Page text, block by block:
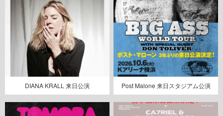
DIANA KRALL 来日公演 Post Malone 来日スタジアム公演